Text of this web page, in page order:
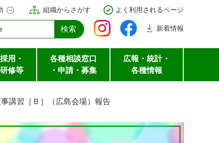
組織からさがす よく利用されるページ
新着情報
用・
修等
各種相談窓口
・申請・募集
広報・統計・
各種情報
講習［Ｂ］（広島会場）報告